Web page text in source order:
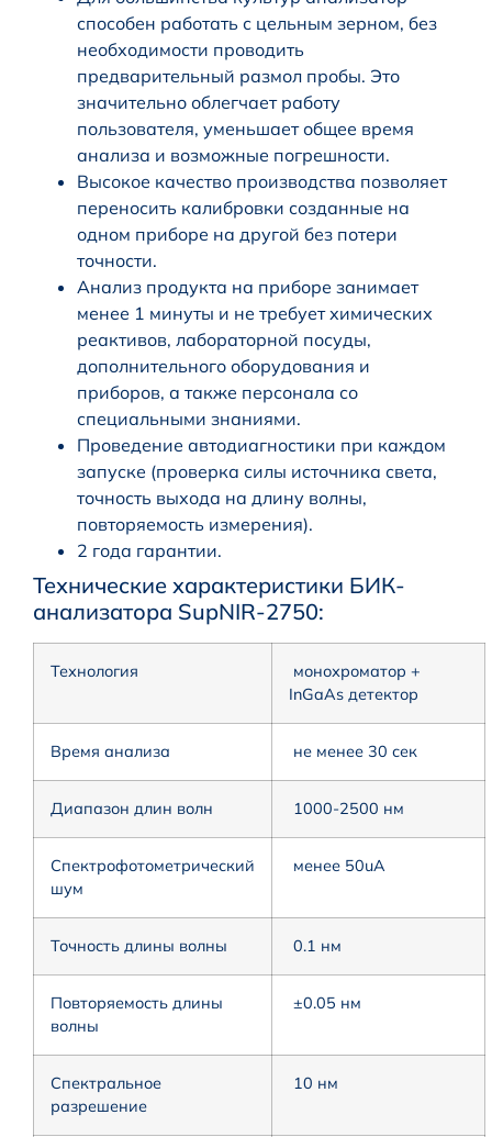
способен работать с цельным зерном, без
необходимости проводить
предварительный размол пробы. Это
значительно облегчает работу
пользователя, уменьшает общее время
анализа и возможные погрешности.
Высокое качество производства позволяет
переносить калибровки созданные на
одном приборе на другой без потери
точности.
Анализ продукта на приборе занимает
менее 1 минуты и не требует химических
реактивов, лабораторной посуды,
дополнительного оборудования и
приборов, а также персонала со
специальными знаниями.
Проведение автодиагностики при каждом
запуске (проверка силы источника света,
точность выхода на длину волны,
повторяемость измерения).
2 года гарантии.
Технические характеристики БИК-
анализатора SupNIR-2750:
Технология
монохроматор +
InGaAs детектор
Время анализа не менее 30 сек
Диапазон длин волн 1000-2500 нм
Спектрофотометрический
шум
менее 50uA
Точность длины волны 0.1 нм
Повторяемость длины
волны
±0.05 нм
Спектральное
разрешение
10 нм